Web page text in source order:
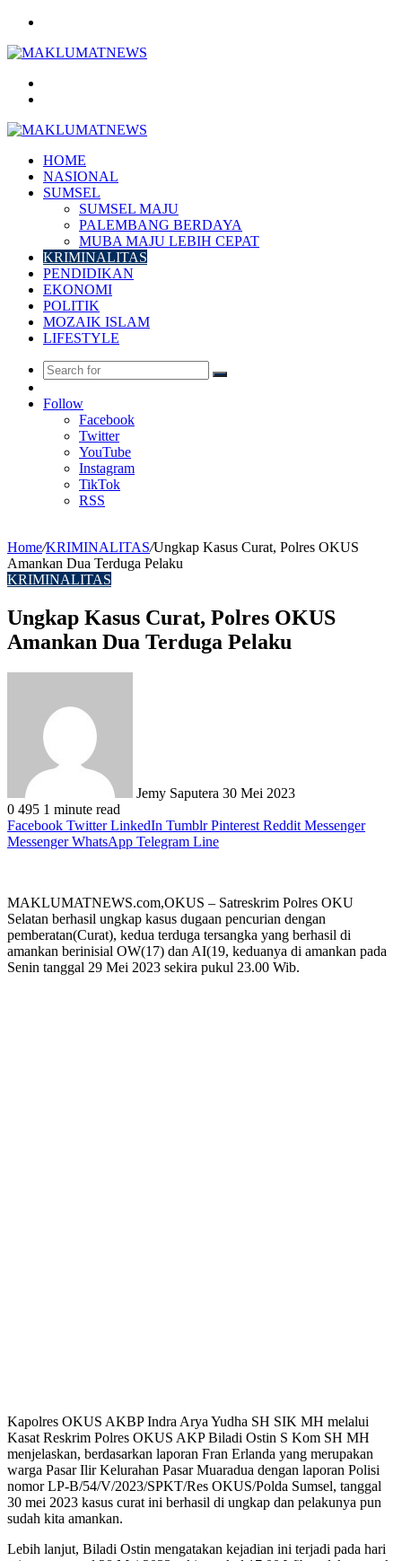
HOME
NASIONAL
SUMSEL
SUMSEL MAJU
PALEMBANG BERDAYA
MUBA MAJU LEBIH CEPAT
KRIMINALITAS
PENDIDIKAN
EKONOMI
POLITIK
MOZAIK ISLAM
LIFESTYLE
Search
Article
Follow
Facebook
Twitter
YouTube
Instagram
TikTok
RSS
Home/KRIMINALITAS/Ungkap Kasus Curat, Polres OKUS
Amankan Dua Terduga Pelaku
KRIMINALITAS
Ungkap Kasus Curat, Polres OKUS
Amankan Dua Terduga Pelaku
Jemy Saputera 30 Mei 2023
0 495 1 minute read
Facebook Twitter LinkedIn Tumblr Pinterest Reddit Messenger
Messenger WhatsApp Telegram Line
MAKLUMATNEWS.com,OKUS – Satreskrim Polres OKU
Selatan berhasil ungkap kasus dugaan pencurian dengan
pemberatan(Curat), kedua terduga tersangka yang berhasil di
amankan berinisial OW(17) dan AI(19, keduanya di amankan pada
Senin tanggal 29 Mei 2023 sekira pukul 23.00 Wib.
Kapolres OKUS AKBP Indra Arya Yudha SH SIK MH melalui
Kasat Reskrim Polres OKUS AKP Biladi Ostin S Kom SH MH
menjelaskan, berdasarkan laporan Fran Erlanda yang merupakan
warga Pasar Ilir Kelurahan Pasar Muaradua dengan laporan Polisi
nomor LP-B/54/V/2023/SPKT/Res OKUS/Polda Sumsel, tanggal
30 mei 2023 kasus curat ini berhasil di ungkap dan pelakunya pun
sudah kita amankan.
Lebih lanjut, Biladi Ostin mengatakan kejadian ini terjadi pada hari